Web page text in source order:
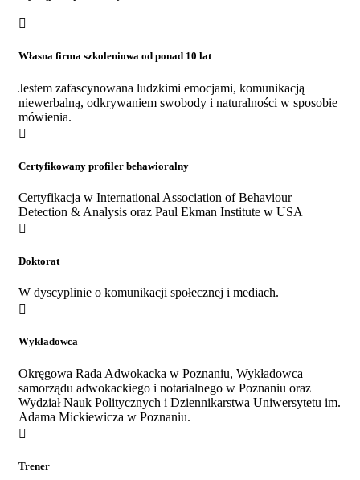
Własna firma szkoleniowa od ponad 10 lat
Jestem zafascynowana ludzkimi emocjami, komunikacją
niewerbalną, odkrywaniem swobody i naturalności w sposobie
mówienia.
Certyfikowany profiler behawioralny
Certyfikacja w International Association of Behaviour
Detection & Analysis oraz Paul Ekman Institute w USA
Doktorat
W dyscyplinie o komunikacji społecznej i mediach.
Wykładowca
Okręgowa Rada Adwokacka w Poznaniu, Wykładowca
samorządu adwokackiego i notarialnego w Poznaniu oraz
Wydział Nauk Politycznych i Dziennikarstwa Uniwersytetu im.
Adama Mickiewicza w Poznaniu.
Trener